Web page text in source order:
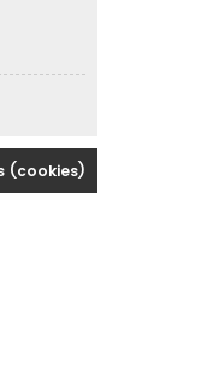
(cookies)